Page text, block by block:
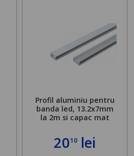
Profil aluminiu pentru
banda led, 13.2x7mm
la 2m si capac mat
2010 lei